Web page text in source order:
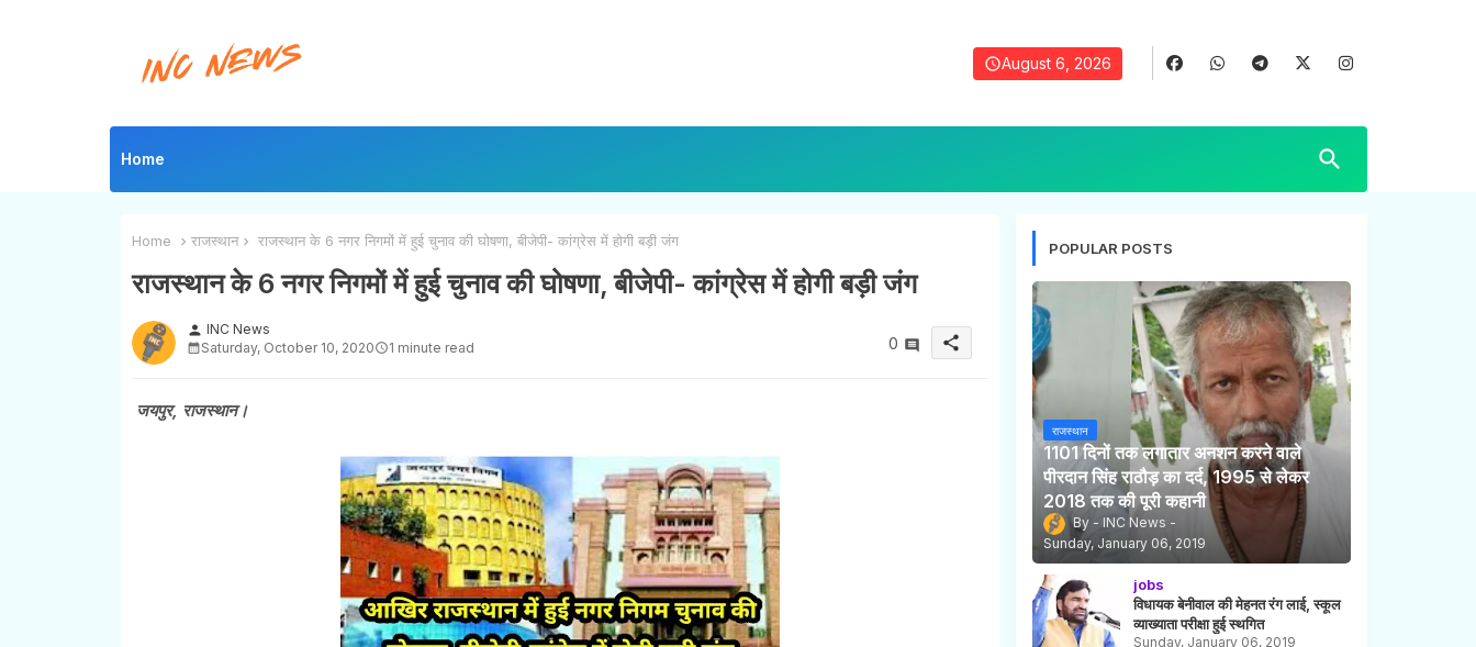
August 6, 2026
Home
Home राजस्थान राजस्थान के 6 नगर निगमों में हुई चुनाव की घोषणा, बीजेपी- कांग्रेस में होगी बड़ी जंग
राजस्थान के 6 नगर निगमों में हुई चुनाव की घोषणा, बीजेपी- कांग्रेस में होगी बड़ी जंग
person INC News
Saturday, October 10, 2020
1 minute read 0 share
जयपुर, राजस्थान।
POPULAR POSTS
राजस्थान
1101 दिनों तक लगातार अनशन करने वाले
पीरदान सिंह राठौड़ का दर्द, 1995 से लेकर
2018 तक की पूरी कहानी
INC News
Sunday, January 06, 2019
jobs
विधायक बेनीवाल की मेहनत रंग लाई, स्कूल
व्याख्याता परीक्षा हुई स्थगित
Sunday, January 06, 2019